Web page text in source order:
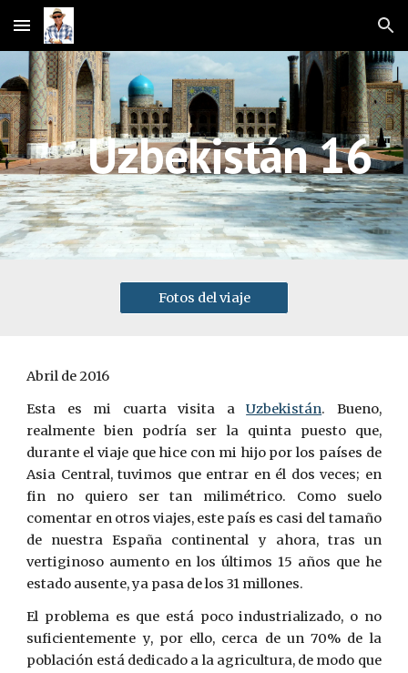
Skip to main content Skip to navigation
Uzbekistán 16
Fotos del viaje
Abril de 2016
Esta es mi cuarta visita aUzbekistán. Bueno,
realmente bien podría ser la quinta puesto que,
durante el viaje que hice con mi hijo por los países de
Asia Central, tuvimos que entrar en él dos veces; en
fin no quiero ser tan milimétrico. Como suelo
comentar en otros viajes, este país es casi del tamaño
de nuestra España continental y ahora, tras un
vertiginoso aumento en los últimos 15 años que he
estado ausente, ya pasa de los 31 millones.
El problema es que está poco industrializado, o no
suficientemente y, por ello, cerca de un 70% de la
población está dedicado a la agricultura, de modo que